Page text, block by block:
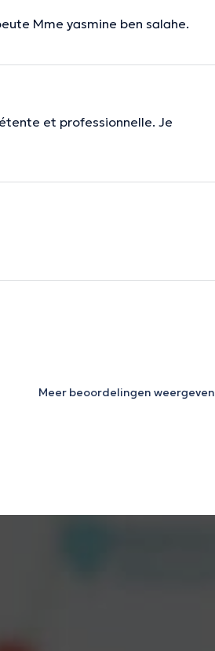
Mme yasmine ben salahe.
et professionnelle. Je
Meer beoordelingen weergeven